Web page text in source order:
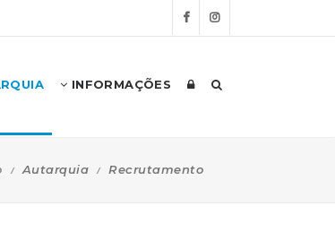
INFORMAÇÕES
Autarquia Recrutamento